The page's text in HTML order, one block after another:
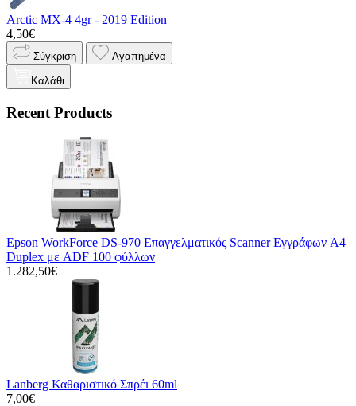
Arctic MX-4 4gr - 2019 Edition
4,50€
Σύγκριση Αγαπημένα
Καλάθι
Recent Products
Epson WorkForce DS-970 Επαγγελματικός Scanner Εγγράφων A4
Duplex με ADF 100 φύλλων
1.282,50€
Lanberg Καθαριστικό Σπρέι 60ml
7,00€